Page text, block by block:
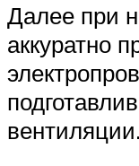
Далее при
аккуратно
вентиляции.